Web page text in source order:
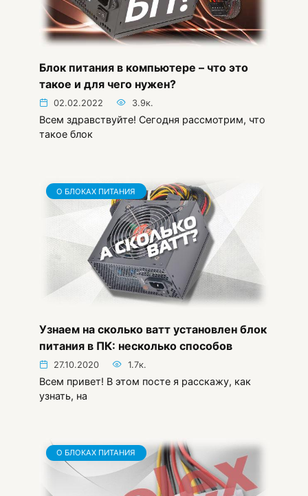
Блок питания в компьютере – что это
такое и для чего нужен?
02.02.2022 3.9к.
Всем здравствуйте! Сегодня рассмотрим, что
такое блок
О БЛОКАХ ПИТАНИЯ
Узнаем на сколько ватт установлен блок
питания в ПК: несколько способов
27.10.2020 1.7к.
Всем привет! В этом посте я расскажу, как
узнать, на
О БЛОКАХ ПИТАНИЯ